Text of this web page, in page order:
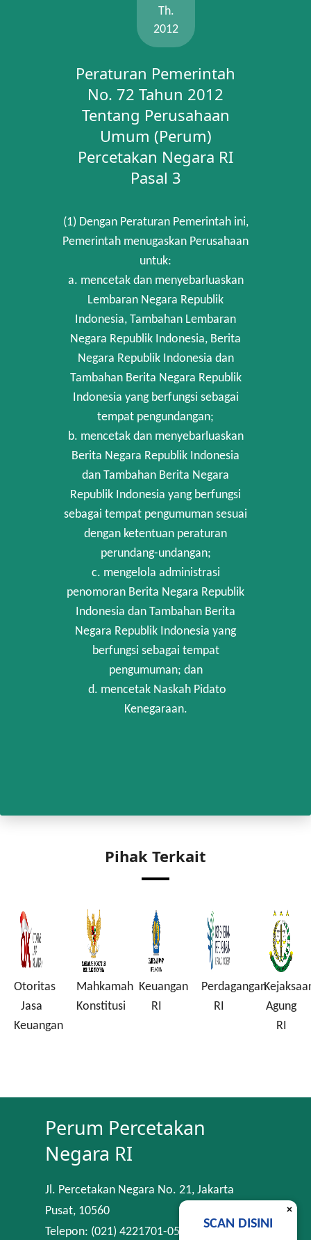
Th.
2012
Peraturan Pemerintah
No. 72 Tahun 2012
Tentang Perusahaan
Umum (Perum)
Percetakan Negara RI
Pasal 3
(1) Dengan Peraturan Pemerintah ini,
Pemerintah menugaskan Perusahaan
untuk:
a. mencetak dan menyebarluaskan
Lembaran Negara Republik
Indonesia, Tambahan Lembaran
Negara Republik Indonesia, Berita
Negara Republik Indonesia dan
Tambahan Berita Negara Republik
Indonesia yang berfungsi sebagai
tempat pengundangan;
b. mencetak dan menyebarluaskan
Berita Negara Republik Indonesia
dan Tambahan Berita Negara
Republik Indonesia yang berfungsi
sebagai tempat pengumuman sesuai
dengan ketentuan peraturan
perundang-undangan;
c. mengelola administrasi
penomoran Berita Negara Republik
Indonesia dan Tambahan Berita
Negara Republik Indonesia yang
berfungsi sebagai tempat
pengumuman; dan
d. mencetak Naskah Pidato
Kenegaraan.
Pihak Terkait
Otoritas
Jasa
Keuangan
Mahkamah
Konstitusi
Keuangan
RI
Perdagangan
RI
Agung
RI
Perum Percetakan
Negara RI
Jl. Percetakan Negara No. 21, Jakarta
Pusat, 10560
Telepon: (021) 4221701-05
×
SCAN DISINI